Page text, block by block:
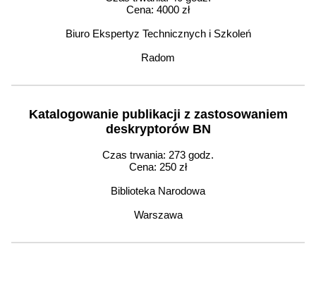
Cena: 4000 zł
Biuro Ekspertyz Technicznych i Szkoleń
Radom
Katalogowanie publikacji z zastosowaniem
deskryptorów BN
Czas trwania: 273 godz.
Cena: 250 zł
Biblioteka Narodowa
Warszawa